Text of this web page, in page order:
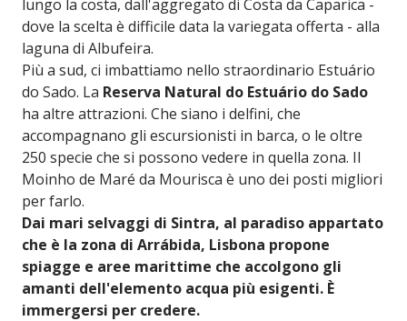
lungo la costa, dall'aggregato di Costa da Caparica -
dove la scelta è difficile data la variegata offerta - alla
laguna di Albufeira.
Più a sud, ci imbattiamo nello straordinario Estuário
do Sado. La Reserva Natural do Estuário do Sado
ha altre attrazioni. Che siano i delfini, che
accompagnano gli escursionisti in barca, o le oltre
250 specie che si possono vedere in quella zona. Il
Moinho de Maré da Mourisca è uno dei posti migliori
per farlo.
Dai mari selvaggi di Sintra, al paradiso appartato
che è la zona di Arrábida, Lisbona propone
spiagge e aree marittime che accolgono gli
amanti dell'elemento acqua più esigenti. È
immergersi per credere.